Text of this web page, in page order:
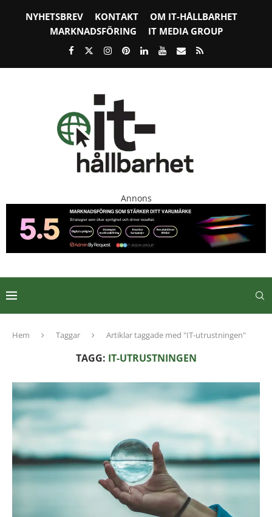
NYHETSBREV KONTAKT
OM IT-HÅLLBARHET
MARKNADSFÖRING
IT MEDIA GROUP
Annons
Hem Taggar Artiklar taggade med "IT-utrustningen"
TAGG: IT-UTRUSTNINGEN